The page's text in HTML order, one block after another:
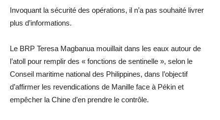
Invoquant la sécurité des opérations, il n’a pas souhaité livrer
plus d’informations.
Le BRP Teresa Magbanua mouillait dans les eaux autour de
l’atoll pour remplir des « fonctions de sentinelle », selon le
Conseil maritime national des Philippines, dans l’objectif
d’affirmer les revendications de Manille face à Pékin et
empêcher la Chine d’en prendre le contrôle.